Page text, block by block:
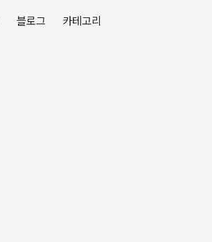
블로그 카테고리